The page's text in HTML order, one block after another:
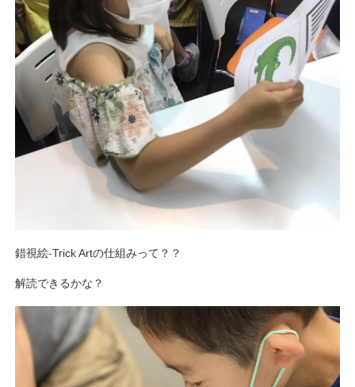
錯視絵-Trick Artの仕組みって？？
解読できるかな？